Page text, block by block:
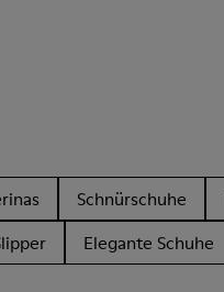
Schnürschuhe
Elegante Schuhe